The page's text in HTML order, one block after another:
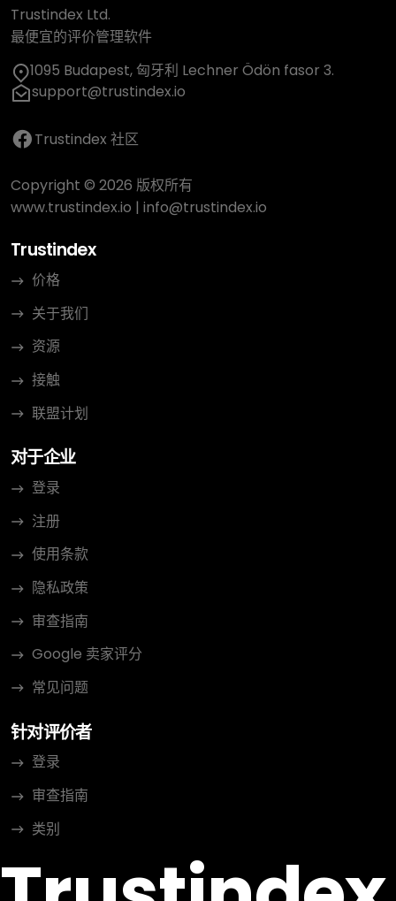
Trustindex Ltd.
最便宜的评价管理软件
1095 Budapest, 匈牙利 Lechner Ödön fasor 3.
support@trustindex.io
Trustindex 社区
Copyright © 2026 版权所有
www.trustindex.io | info@trustindex.io
Trustindex
价格
关于我们
资源
接触
联盟计划
对于企业
登录
注册
使用条款
隐私政策
审查指南
Google 卖家评分
常见问题
针对评价者
登录
审查指南
类别